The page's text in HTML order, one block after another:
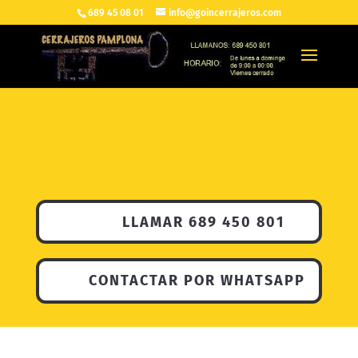
689 45 08 01 info@goincerrajeros.com
LLAMAR 689 450 801
CONTACTAR POR WHATSAPP